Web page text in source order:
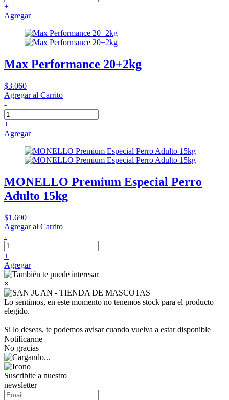
+
Agregar
Max Performance 20+2kg
$3.060
Agregar al Carrito
-
+
Agregar
MONELLO Premium Especial Perro
Adulto 15kg
$1.690
Agregar al Carrito
-
+
Agregar
×
Lo sentimos, en este momento no tenemos stock para el producto
elegido.
Si lo deseas, te podemos avisar cuando vuelva a estar disponible
Notificarme
No gracias
Suscribite a nuestro
newsletter